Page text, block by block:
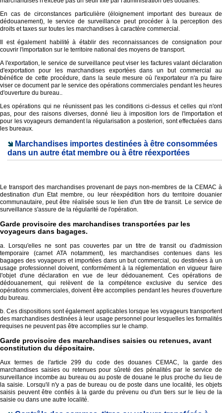
En cas de circonstances particulière (éloignement important des bureaux de
dédouanement), le service de surveillance peut procéder à la perception des
droits et taxes sur toutes les marchandises à caractère commercial.
Il est également habilité à établir des reconnaissances de consignation pour
couvrir l'importation sur le territoire national des moyens de transport.
A l'exportation, le service de surveillance peut viser les factures valant déclaration
d'exportation pour les marchandises exportées dans un but commercial au
bénéfice de cette procédure, dans la seule mesure où l'exportateur n'a pu faire
viser ce document par le service des opérations commerciales pendant les heures
d'ouverture du bureau..
Les opérations qui ne réunissent pas les conditions ci-dessus et celles qui n'ont
pas, pour des raisons diverses, donné lieu à imposition lors de l'importation et
pour les voyageurs demandent la régularisation a posteriori, sont effectuées dans
les bureaux.
Marchandises importes destinées à être consommées
dans un autre état membre ou à être réexportées
Le transport des marchandises provenant de pays non-membres de la CEMAC à
destination d'un Etat membre, ou leur réexpédition hors du territoire douanier
communautaire, peut être réalisée sous le lien d'un titre de transit. Le service de
surveillance s'assure de la régularité de l'opération.
Garde provisoire des marchandises transportées par les
voyageurs dans bagages.
a. Lorsqu'elles ne sont pas couvertes par un titre de transit ou d'admission
temporaire (carnet ATA notamment), les marchandises contenues dans les
bagages des voyageurs et importées dans un but commercial, ou destinées à un
usage professionnel doivent, conformément à la réglementation en vigueur faire
l'objet d'une déclaration en vue de leur dédouanement. Ces opérations de
dédouanement, qui relèvent de la compétence exclusive du service des
opérations commerciales, doivent être accomplies pendant les heures d'ouverture
du bureau.
b. Ces dispositions sont également applicables lorsque les voyageurs transportent
des marchandises destinées à leur usage personnel pour lesquelles les formalités
requises ne peuvent pas être accomplies sur le champ.
Garde provisoire des marchandises saisies ou retenues, avant
constitution du dépositaire.
Aux termes de l'article 299 du code des douanes CEMAC, la garde des
marchandises saisies ou retenues pour sûreté des pénalités par le service de
surveillance incombe au bureau ou au poste de douane le plus proche du lieu de
la saisie. Lorsqu'il n'y a pas de bureau ou de poste dans une localité, les objets
saisis peuvent être confiés à la garde du prévenu ou d'un tiers sur le lieu de la
saisie ou dans une autre localité.